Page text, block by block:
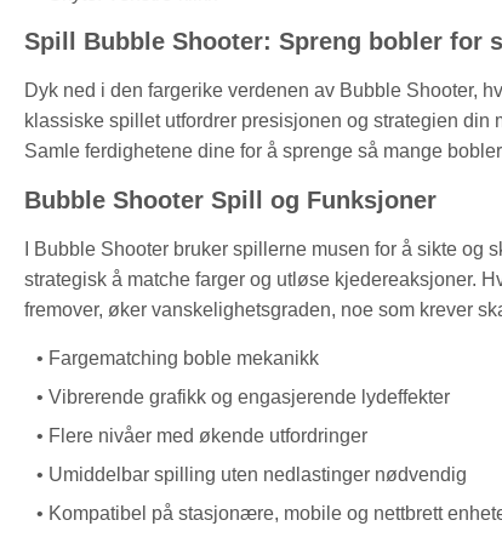
Spill Bubble Shooter: Spreng bobler for
Dyk ned i den fargerike verdenen av Bubble Shooter,
klassiske spillet utfordrer presisjonen og strategien
Samle ferdighetene dine for å sprenge så mange
Bubble Shooter Spill og Funksjoner
I Bubble Shooter bruker spillerne musen for å sikte og
strategisk å matche farger og utløse kjedereaksjoner.
fremover, øker vanskelighetsgraden, noe som krever
Fargematching boble mekanikk
Vibrerende grafikk og engasjerende lydeffekter
Flere nivåer med økende utfordringer
Umiddelbar spilling uten nedlastinger nødvendig
Kompatibel på stasjonære, mobile og nettbrett